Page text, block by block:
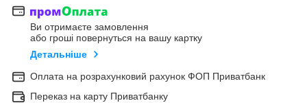
Ви отримаєте замовлення
або гроші повернуться на вашу картку
Детальніше
Оплата на розрахунковий рахунок ФОП Приватбанк
Переказ на карту Приватбанку